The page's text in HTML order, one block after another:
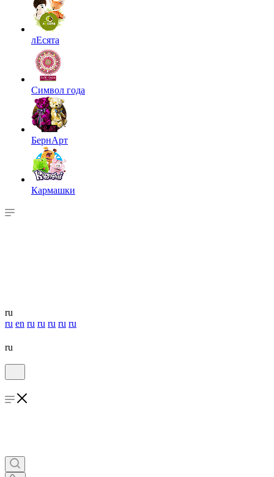
лЕсята
Символ года
БернАрт
Кармашки
ru
ru en ru ru ru ru ru
ru